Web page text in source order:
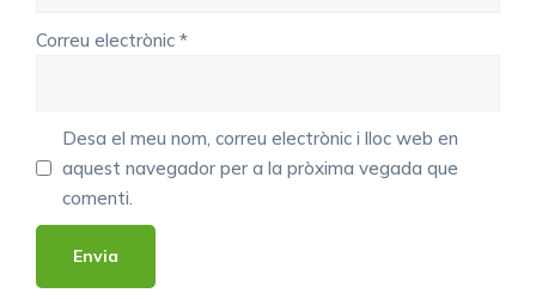
Correu electrònic *
Desa el meu nom, correu electrònic i lloc web en
aquest navegador per a la pròxima vegada que
comenti.